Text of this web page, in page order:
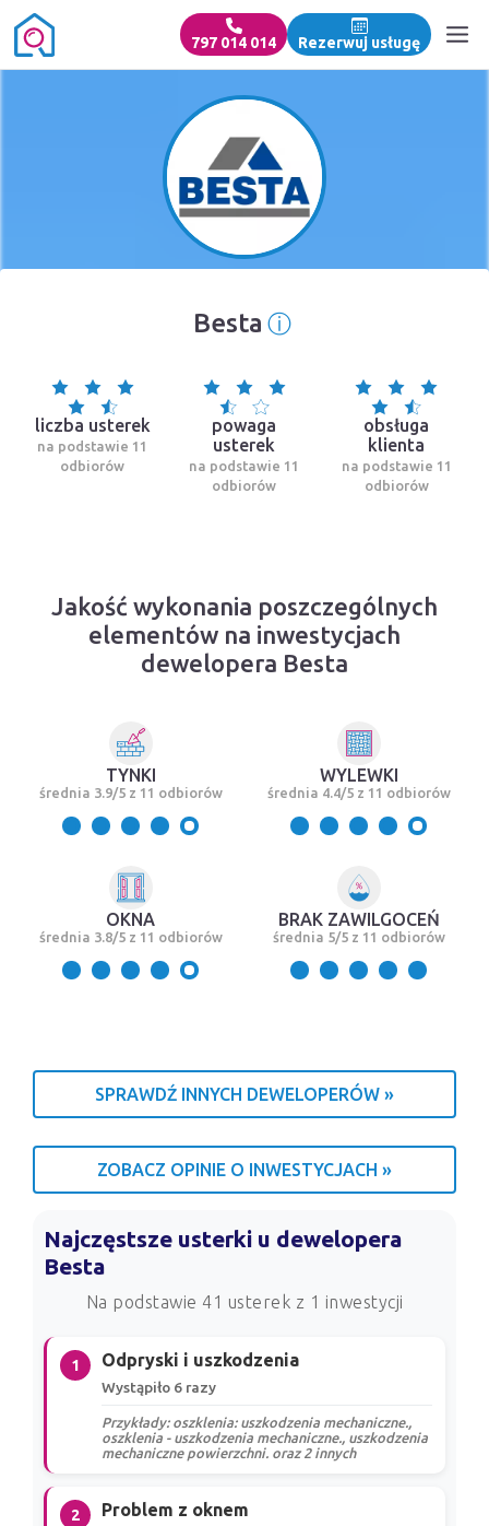
797 014 014 Rezerwuj usługę
Besta ⓘInformacja o
liczba usterek
na podstawie 11
odbiorów
powaga
usterek
na podstawie 11
odbiorów
obsługa
klienta
na podstawie 11
odbiorów
Jakość wykonania poszczególnych
elementów na inwestycjach
dewelopera Besta
TYNKI
średnia 3.9/5 z 11 odbiorów
WYLEWKI
średnia 4.4/5 z 11 odbiorów
OKNA
średnia 3.8/5 z 11 odbiorów
BRAK ZAWILGOCEŃ
średnia 5/5 z 11 odbiorów
SPRAWDŹ INNYCH DEWELOPERÓW »
ZOBACZ OPINIE O INWESTYCJACH »
Najczęstsze usterki u dewelopera
Besta
Na podstawie 41 usterek z 1 inwestycji
1 Odpryski i uszkodzenia
Wystąpiło 6 razy
Przykłady: oszklenia: uszkodzenia mechaniczne.,
oszklenia - uszkodzenia mechaniczne., uszkodzenia
mechaniczne powierzchni. oraz 2 innych
2 Problem z oknem